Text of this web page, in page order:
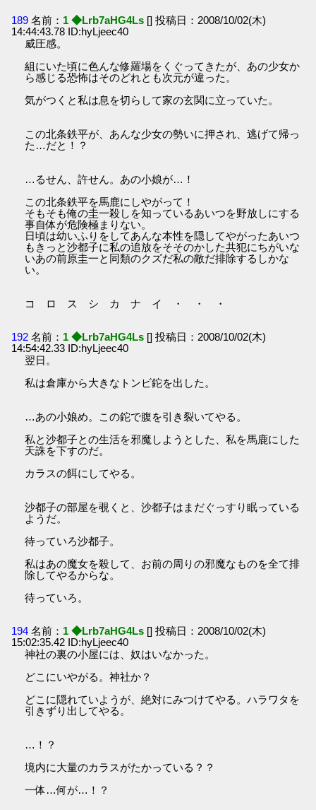
189 名前： 1 ◆Lrb7aHG4Ls [] 投稿日：2008/10/02(木)
14:44:43.78 ID:hyLjeec40
威圧感。
組にいた頃に色んな修羅場をくぐってきたが、あの少女か
ら感じる恐怖はそのどれとも次元が違った。
気がつくと私は息を切らして家の玄関に立っていた。
この北条鉄平が、あんな少女の勢いに押され、逃げて帰っ
た…だと！？
…るせん、許せん。あの小娘が…！
この北条鉄平を馬鹿にしやがって！
そもそも俺の圭一殺しを知っているあいつを野放しにする
事自体が危険極まりない。
日頃は幼いふりをしてあんな本性を隠してやがったあいつ
もきっと沙都子に私の追放をそそのかした共犯にちがいな
いあの前原圭一と同類のクズだ私の敵だ排除するしかな
い。
コ ロ ス シ カ ナ イ ・ ・ ・
192 名前： 1 ◆Lrb7aHG4Ls [] 投稿日：2008/10/02(木)
14:54:42.33 ID:hyLjeec40
翌日。
私は倉庫から大きなトンビ鉈を出した。
…あの小娘め。この鉈で腹を引き裂いてやる。
私と沙都子との生活を邪魔しようとした、私を馬鹿にした
天誅を下すのだ。
カラスの餌にしてやる。
沙都子の部屋を覗くと、沙都子はまだぐっすり眠っている
ようだ。
待っていろ沙都子。
私はあの魔女を殺して、お前の周りの邪魔なものを全て排
除してやるからな。
待っていろ。
194 名前： 1 ◆Lrb7aHG4Ls [] 投稿日：2008/10/02(木)
15:02:35.42 ID:hyLjeec40
神社の裏の小屋には、奴はいなかった。
どこにいやがる。神社か？
どこに隠れていようが、絶対にみつけてやる。ハラワタを
引きずり出してやる。
…！？
境内に大量のカラスがたかっている？？
一体…何が…！？